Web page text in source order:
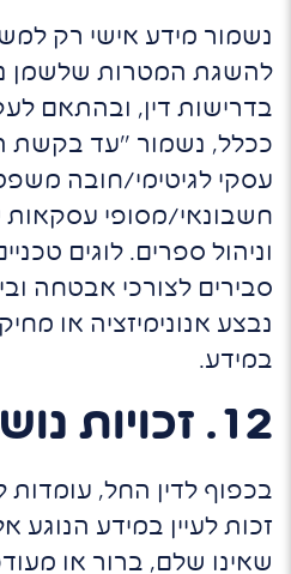
נשמור מידע אישי רק
להשגת המטרות שלשמן
בדרישות דין, ובהתאם
ככלל, נשמור "עד בקשת
עסקי לגיטימי/חובה
חשבונאי/מסופי עסקאות
וניהול ספרים. לוגים
סבירים לצורכי אבטחה
נבצע אנונימיזציה או
במידע.
12. זכויות נושאי מידע
בכפוף לדין החל, עומדות
זכות לעיין במידע הנוגע
שאינו שלם, ברור או